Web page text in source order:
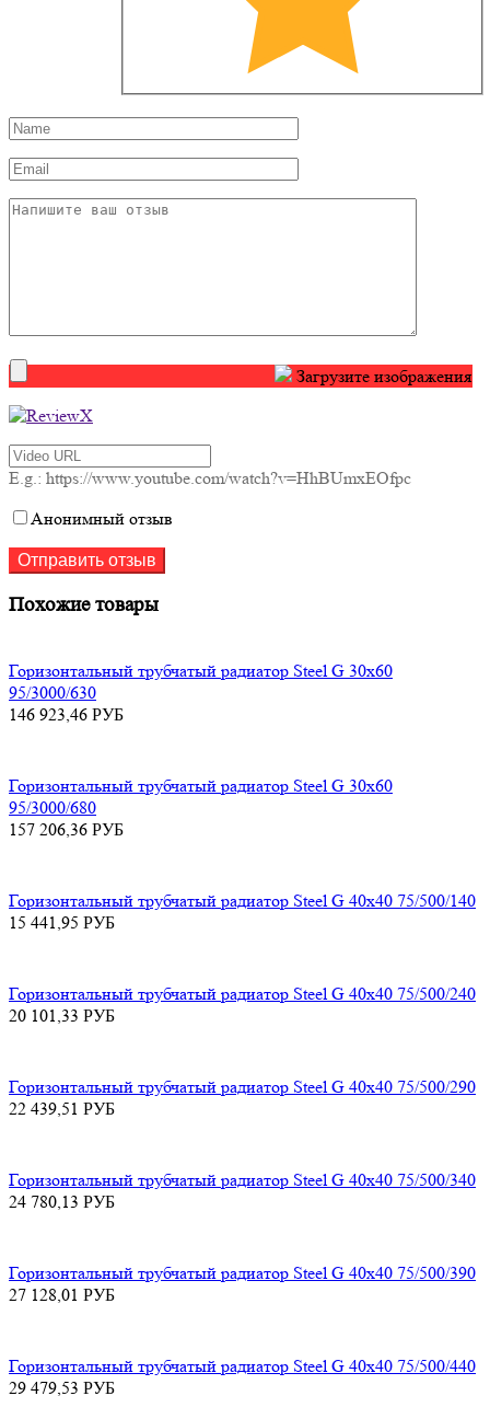
Загрузите изображения
E.g.: https://www.youtube.com/watch?v=HhBUmxEOfpc
Анонимный отзыв
Похожие товары
Горизонтальный трубчатый радиатор Steel G 30х60
95/3000/630
146 923,46 РУБ
Горизонтальный трубчатый радиатор Steel G 30х60
95/3000/680
157 206,36 РУБ
Горизонтальный трубчатый радиатор Steel G 40х40 75/500/140
15 441,95 РУБ
Горизонтальный трубчатый радиатор Steel G 40х40 75/500/240
20 101,33 РУБ
Горизонтальный трубчатый радиатор Steel G 40х40 75/500/290
22 439,51 РУБ
Горизонтальный трубчатый радиатор Steel G 40х40 75/500/340
24 780,13 РУБ
Горизонтальный трубчатый радиатор Steel G 40х40 75/500/390
27 128,01 РУБ
Горизонтальный трубчатый радиатор Steel G 40х40 75/500/440
29 479,53 РУБ